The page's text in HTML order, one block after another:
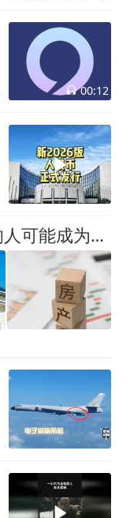
00:12
好日子终于要来了？买房的人可能成为人生赢家，唱衰的人会哭吗